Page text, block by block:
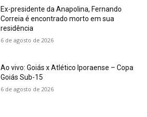
Ex-presidente da Anapolina, Fernando
Correia é encontrado morto em sua
residência
6 de agosto de 2026
Ao vivo: Goiás x Atlético Iporaense – Copa
Goiás Sub-15
6 de agosto de 2026